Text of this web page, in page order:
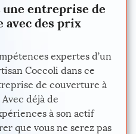
entreprise de
avec des prix
expertes d’un
Coccoli dans ce
de couverture à
déjà de
à son actif
que vous ne serez pas